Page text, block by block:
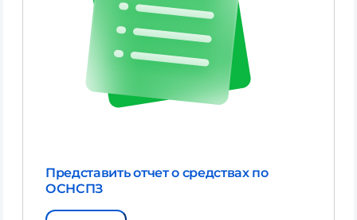
Представить отчет о средствах по
ОСНСПЗ